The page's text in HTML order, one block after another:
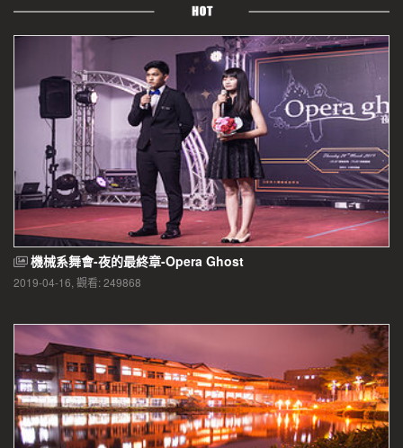
機械系舞會-夜的最終章-Opera Ghost
2019-04-16, 觀看: 249868